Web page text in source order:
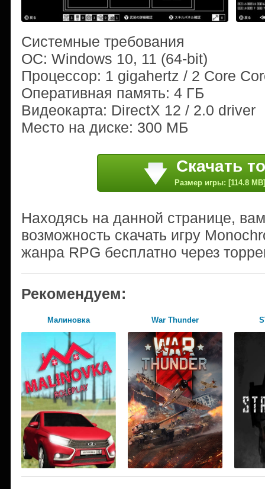
Системные требования
ОС: Windows 10, 11 (64-bit)
Процессор: 1 gigahertz / 2 Core
Оперативная память: 4 ГБ
Видеокарта: DirectX 12 / 2.0 driver
Место на диске: 300 МБ
Скачать
Размер игры: [114.8 MB]
Находясь на данной странице,
возможность скачать игру
жанра RPG бесплатно через
Рекомендуем:
Малиновка War Thunder